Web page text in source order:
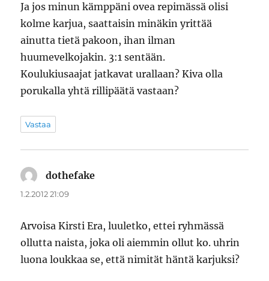
Ja jos minun kämppäni ovea repimässä olisi
kolme karjua, saattaisin minäkin yrittää
ainutta tietä pakoon, ihan ilman
huumevelkojakin. 3:1 sentään.
Koulukiusaajat jatkavat urallaan? Kiva olla
porukalla yhtä rillipäätä vastaan?
Vastaa
dothefake
1.2.2012 21:09
Arvoisa Kirsti Era, luuletko, ettei ryhmässä
ollutta naista, joka oli aiemmin ollut ko. uhrin
luona loukkaa se, että nimität häntä karjuksi?